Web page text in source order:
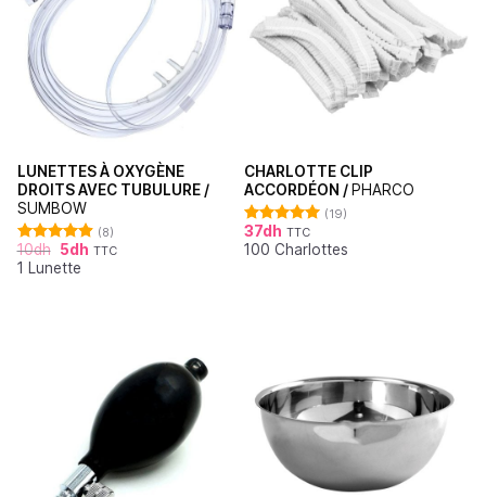
LUNETTES À OXYGÈNE
DROITS AVEC TUBULURE /
SUMBOW
Note
4.88
sur 5
(8)
10dh 5dh TTC
1 Lunette
CHARLOTTE CLIP
ACCORDÉON /PHARCO
Note4.95
sur 5
(19)
37dh TTC
100 Charlottes